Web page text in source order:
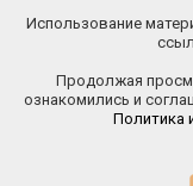
Использование
Продолжая
ознакомились и
Политика